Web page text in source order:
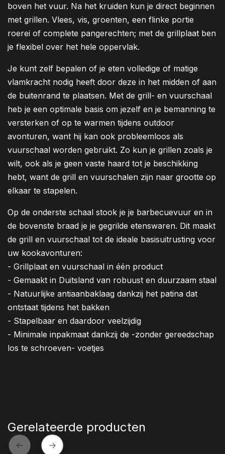
boven het vuur. Na het kruiden kun je direct beginnen
met grillen. Vlees, vis, groenten, een flinke portie
roerei of complete pangerechten; met de grillplaat ben
je flexibel over het hele oppervlak.
Je kunt zelf bepalen of je eten volledige of matige
vlamkracht nodig heeft door deze in het midden of aan
de buitenrand te plaatsen. Met de grill- en vuurschaal
heb je een optimale basis om jezelf en je bemanning te
versterken of op te warmen tijdens outdoor
avonturen, want hij kan ook probleemloos als
vuurschaal worden gebruikt. Zo kun je grillen zoals je
wilt, ook als je geen vaste haard tot je beschikking
hebt, want de grill en vuurschalen zijn naar grootte op
elkaar te stapelen.
Op de onderste schaal stook je je barbecuevuur en in
de bovenste braad je je gegrilde etenswaren. Dit maakt
de grill en vuurschaal tot de ideale basisuitrusting voor
uw kookavonturen:
- Grillplaat en vuurschaal in één product
- Gemaakt in Duitsland van robuust en duurzaam staal
- Natuurlijke antiaanbaklaag dankzij het patina dat
ontstaat tijdens het bakken
- Stapelbaar en daardoor veelzijdig
- Minimale inpakmaat dankzij de -zonder gereedschap
los te schroeven- voetjes
Gerelateerde producten